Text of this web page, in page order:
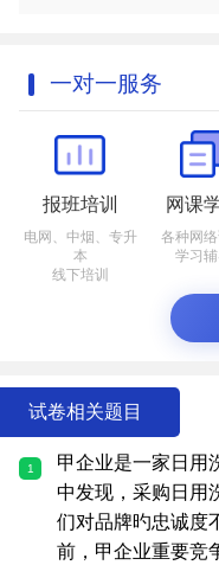
一对一服务
报班培训
电网、中烟、专升
本
线下培训
网课
各种网
学习
试卷相关题目
1
甲企业是一家日用
中发现，采购日用
们对品牌旳忠诚度
前，甲企业重要竞